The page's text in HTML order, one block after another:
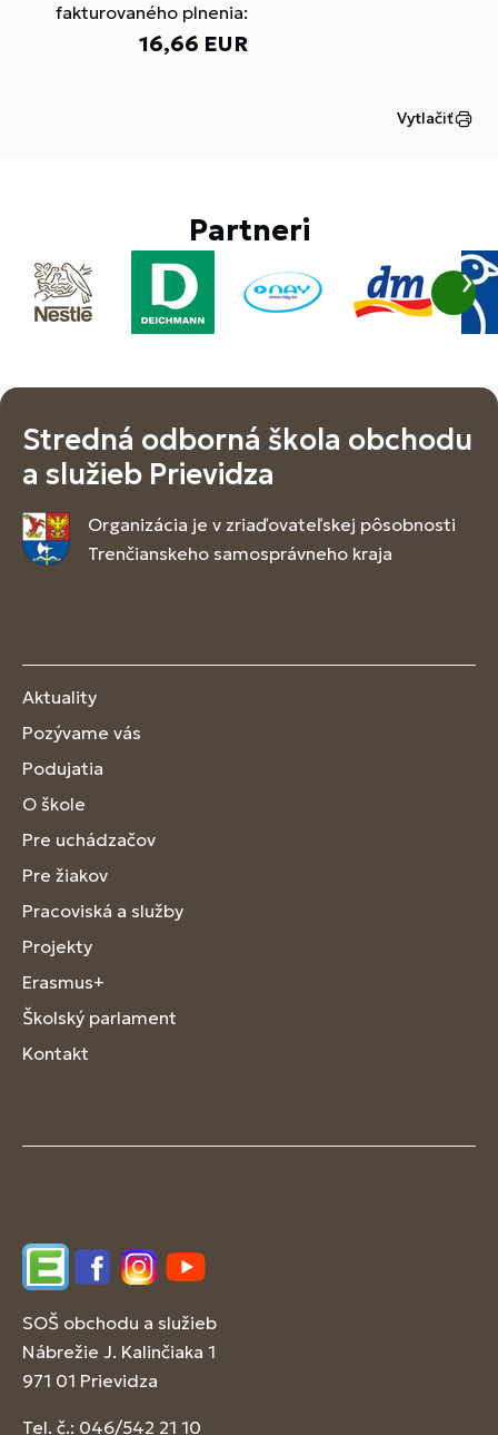
fakturovaného plnenia:
16,66 EUR
Vytlačiť
Partneri
Stredná odborná škola obchodu
a služieb Prievidza
Organizácia je v zriaďovateľskej pôsobnosti
Trenčianskeho samosprávneho kraja
Aktuality
Pozývame vás
Podujatia
O škole
Pre uchádzačov
Pre žiakov
Pracoviská a služby
Projekty
Erasmus+
Školský parlament
Kontakt
EdupageFacebookInstagram
YouTube
SOŠ obchodu a služieb
Nábrežie J. Kalinčiaka 1
971 01 Prievidza
Tel. č.: 046/542 21 10